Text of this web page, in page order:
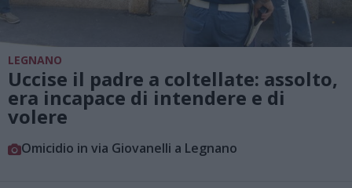
LEGNANO
Uccise il padre a coltellate: assolto,
era incapace di intendere e di
volere
Omicidio in via Giovanelli a Legnano